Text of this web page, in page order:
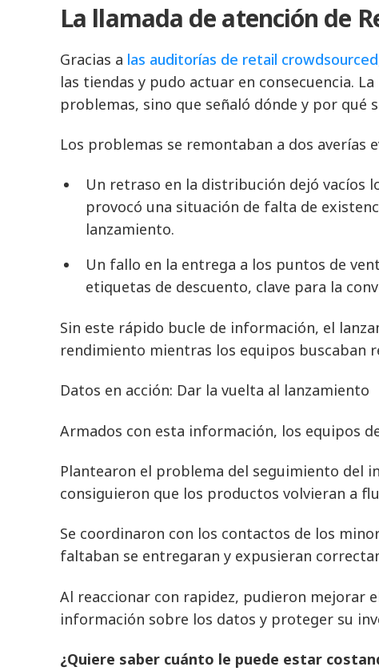
La llamada de atención de
Gracias a las auditorías de retail
las tiendas y pudo actuar en consecuencia.
problemas, sino que señaló dónde y por qué
Los problemas se remontaban a dos averías
Un retraso en la distribución dejó vacíos
provocó una situación de falta de
lanzamiento.
Un fallo en la entrega a los puntos de
etiquetas de descuento, clave para la
Sin este rápido bucle de información, el
rendimiento mientras los equipos buscaban
Datos en acción: Dar la vuelta al lanzamiento
Armados con esta información, los equipos
Plantearon el problema del seguimiento del
consiguieron que los productos volvieran a
Se coordinaron con los contactos de los
faltaban se entregaran y expusieran
Al reaccionar con rapidez, pudieron mejorar
información sobre los datos y proteger su
¿Quiere saber cuánto le puede estar